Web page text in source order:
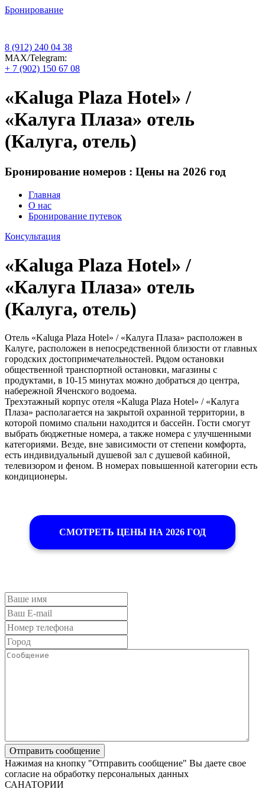
Бронирование
8 (912) 240 04 38
МАХ/Telegram:
+ 7 (902) 150 67 08
«Kaluga Plaza Hotel» /
«Калуга Плаза» отель
(Калуга, отель)
Бронирование номеров : Цены на 2026 год
Главная
О нас
Бронирование путевок
Консультация
«Kaluga Plaza Hotel» /
«Калуга Плаза» отель
(Калуга, отель)
Отель «Kaluga Plaza Hotel» / «Калуга Плаза» расположен в
Калуге, расположен в непосредственной близости от главных
городских достопримечательностей. Рядом остановки
общественной транспортной остановки, магазины с
продуктами, в 10-15 минутах можно добраться до центра,
набережной Яченского водоема.
Трехэтажный корпус отеля «Kaluga Plaza Hotel» / «Калуга
Плаза» располагается на закрытой охранной территории, в
которой помимо спальни находится и бассейн. Гости смогут
выбрать бюджетные номера, а также номера с улучшенными
категориями. Везде, вне зависимости от степени комфорта,
есть индивидуальный душевой зал с душевой кабиной,
телевизором и феном. В номерах повышенной категории есть
кондиционеры.
СМОТРЕТЬ ЦЕНЫ НА 2026 ГОД
Нажимая на кнопку "Отправить сообщение" Вы даете свое
согласие на обработку персональных данных
САНАТОРИИ